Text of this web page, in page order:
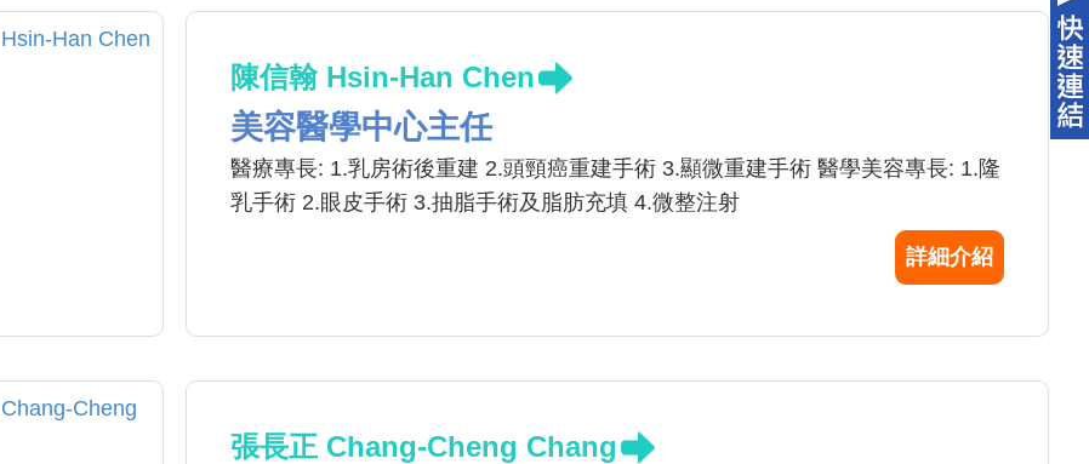
陳信翰 Hsin-Han Chen
美容醫學中心主任
醫療專長: 1.乳房術後重建 2.頭頸癌重建手術 3.顯微重建手術 醫學美容專長: 1.隆
乳手術 2.眼皮手術 3.抽脂手術及脂肪充填 4.微整注射
詳細介紹
張長正 Chang-Cheng Chang